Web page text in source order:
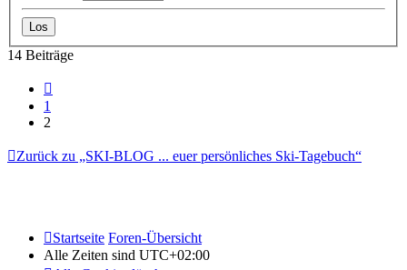
14 Beiträge
1
2
Zurück zu „SKI-BLOG ... euer persönliches Ski-Tagebuch“
Startseite Foren-Übersicht
Alle Zeiten sind UTC+02:00